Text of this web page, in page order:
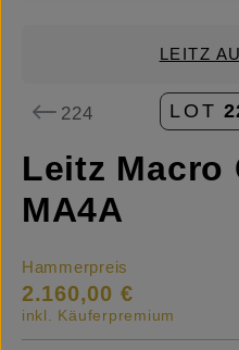
LEITZ
224 LOT
Leitz Macro
MA4A
Hammerpreis
2.160,00 €
inkl. Käuferpremium